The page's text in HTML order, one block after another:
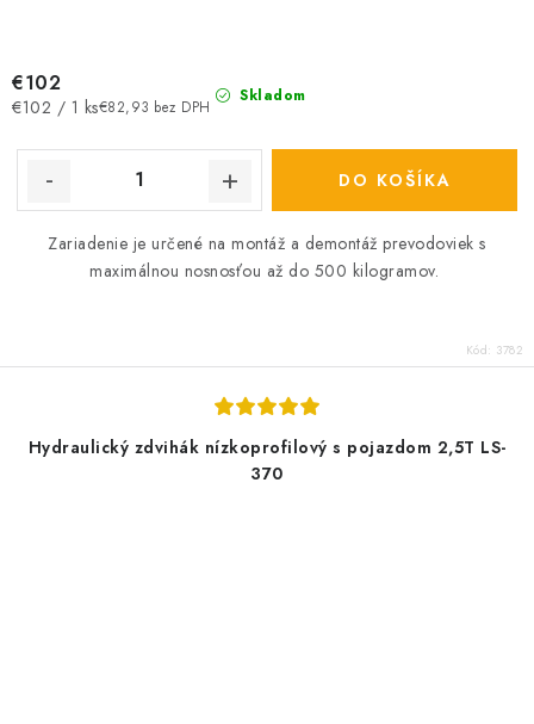
Skladom
€82,93 bez DPH
€102
Jednotková
€102 / 1 ks
DO KOŠÍKA
Zariadenie je určené na montáž a demontáž prevodoviek s
maximálnou nosnosťou až do 500 kilogramov.
Kód: 3782
Hydraulický zdvihák nízkoprofilový s pojazdom 2,5T LS-
370